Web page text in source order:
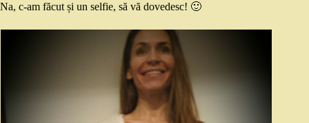
Na, c-am făcut și un selfie, să vă dovedesc! 🙂